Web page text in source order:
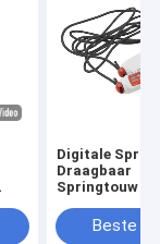
Digitale
Draagbaar
Springtouw
Trainingstijd
Tellen voor
Beste